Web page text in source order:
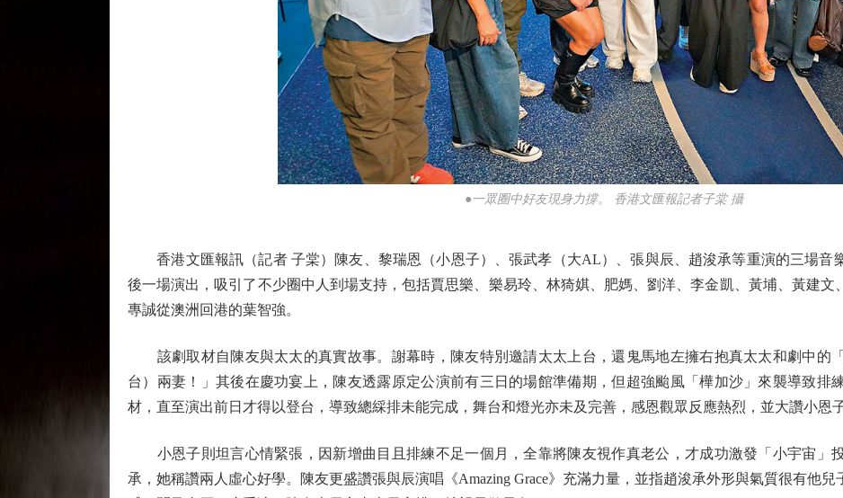
●一眾圈中好友現身力撐。 香港文匯報記者子棠 攝
香港文匯報訊（記者 子棠）陳友、黎瑞恩（小恩子）、張武孝（大AL）、張與辰、趙浚承等重演的三場音
後一場演出，吸引了不少圈中人到場支持，包括賈思樂、樂易玲、林猗娸、肥媽、劉洋、李金凱、黃埔、黃建文
專誠從澳洲回港的葉智強。
該劇取材自陳友與太太的真實故事。謝幕時，陳友特別邀請太太上台，還鬼馬地左擁右抱真太太和劇中的
台）兩妻！」其後在慶功宴上，陳友透露原定公演前有三日的場館準備期，但超強颱風「樺加沙」來襲導致排
材，直至演出前日才得以登台，導致總綵排未能完成，舞台和燈光亦未及完善，感恩觀眾反應熱烈，並大讚小恩
小恩子則坦言心情緊張，因新增曲目且排練不足一個月，全靠將陳友視作真老公，才成功激發「小宇宙」
承，她稱讚兩人虛心好學。陳友更盛讚張與辰演唱《Amazing Grace》充滿力量，並指趙浚承外形與氣質很有他